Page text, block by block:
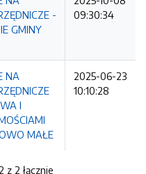
-
GMINY
09:30:34
NA
I
MAŁE
2025-06-23
10:10:28
z 2 łącznie